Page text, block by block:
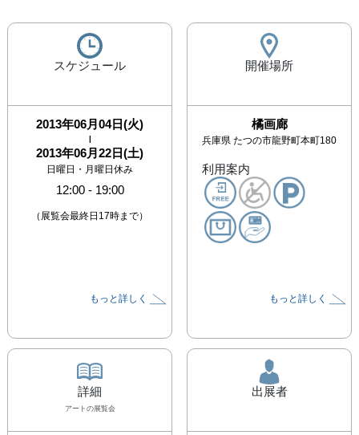
スケジュール
2013年06月04日(火)
|
2013年06月22日(土)
日曜日・月曜日休み
12:00- 19:00
（展覧会最終日17時まで）
もっと詳しく
開催場所
橘画廊
兵庫県 たつの市龍野町本町180
利用案内
もっと詳しく
詳細
アート の展覧会
出展者